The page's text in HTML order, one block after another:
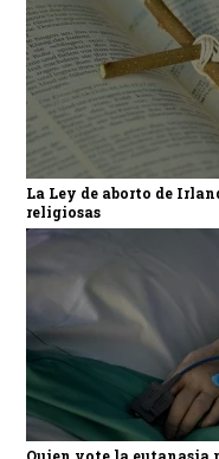
La Ley de aborto de
religiosas
Quien vote la eutanasia